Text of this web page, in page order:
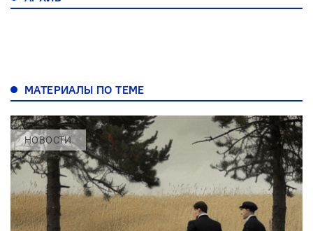
МАТЕРИАЛЫ ПО ТЕМЕ
НОВОСТИ